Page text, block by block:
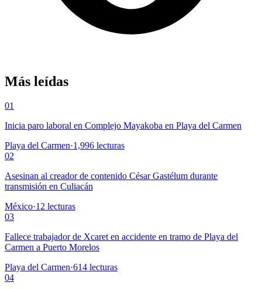
Más leídas
01
Inicia paro laboral en Complejo Mayakoba en Playa del Carmen
Playa del Carmen·1,996 lecturas
02
Asesinan al creador de contenido César Gastélum durante
transmisión en Culiacán
México·12 lecturas
03
Fallece trabajador de Xcaret en accidente en tramo de Playa del
Carmen a Puerto Morelos
Playa del Carmen·614 lecturas
04